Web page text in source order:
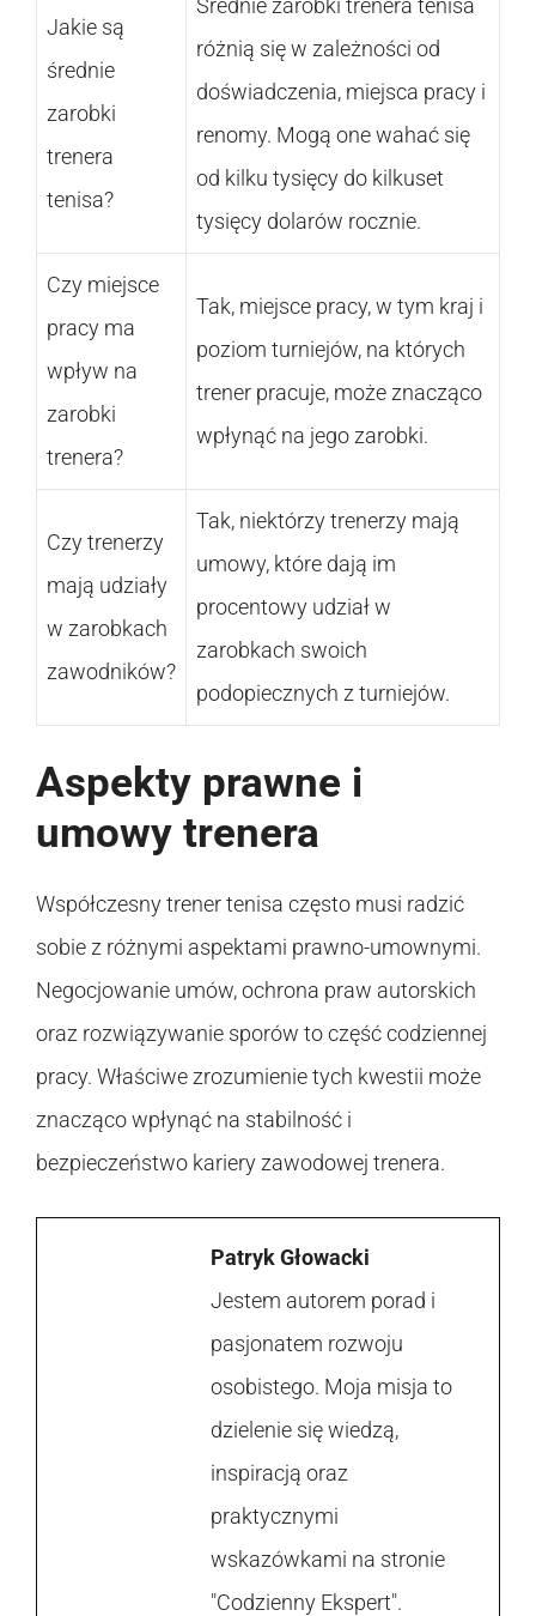
Jakie są
średnie
zarobki
trenera
tenisa?
Średnie zarobki trenera tenisa
różnią się w zależności od
doświadczenia, miejsca pracy i
renomy. Mogą one wahać się
od kilku tysięcy do kilkuset
tysięcy dolarów rocznie.
Czy miejsce
pracy ma
wpływ na
zarobki
trenera?
Tak, miejsce pracy, w tym kraj i
poziom turniejów, na których
trener pracuje, może znacząco
wpłynąć na jego zarobki.
Czy trenerzy
mają udziały
w zarobkach
zawodników?
Tak, niektórzy trenerzy mają
umowy, które dają im
procentowy udział w
zarobkach swoich
podopiecznych z turniejów.
Aspekty prawne i
umowy trenera
Współczesny trener tenisa często musi radzić
sobie z różnymi aspektami prawno-umownymi.
Negocjowanie umów, ochrona praw autorskich
oraz rozwiązywanie sporów to część codziennej
pracy. Właściwe zrozumienie tych kwestii może
znacząco wpłynąć na stabilność i
bezpieczeństwo kariery zawodowej trenera.
Patryk Głowacki
Jestem autorem porad i
pasjonatem rozwoju
osobistego. Moja misja to
dzielenie się wiedzą,
inspiracją oraz
praktycznymi
wskazówkami na stronie
"Codzienny Ekspert".